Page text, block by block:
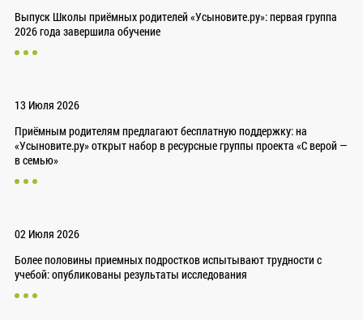
Выпуск Школы приёмных родителей «Усыновите.ру»: первая группа
2026 года завершила обучение
13 Июля 2026
Приёмным родителям предлагают бесплатную поддержку: на
«Усыновите.ру» открыт набор в ресурсные группы проекта «С верой —
в семью»
02 Июля 2026
Более половины приемных подростков испытывают трудности с
учебой: опубликованы результаты исследования